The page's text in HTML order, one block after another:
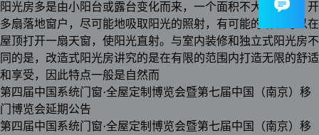
阳光房多是由小阳台或露台变化而来，一个面积不大的空间，开
多扇落地窗户，尽可能地吸取阳光的照射，有可能的话也可以在
屋顶打开一扇天窗，使阳光直射。与室内装修和独立式阳光房不
同的是，改造式阳光房讲究的是在有限的范围内打造无限的舒适
和享受，因此特点一般是自然而
第四届中国系统门窗·全屋定制博览会暨第七届中国（南京）移
门博览会延期公告
第四届中国系统门窗·全屋定制博览会暨第七届中国（南京）移